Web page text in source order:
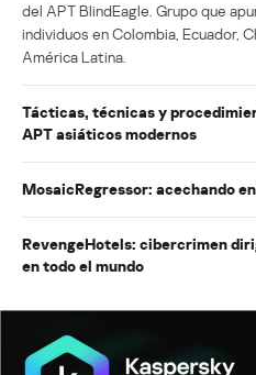
del APT BlindEagle. Grupo que
individuos en Colombia, Ecuador,
América Latina.
Tácticas, técnicas y
APT asiáticos modernos
MosaicRegressor: acechando
RevengeHotels: cibercrimen
en todo el mundo